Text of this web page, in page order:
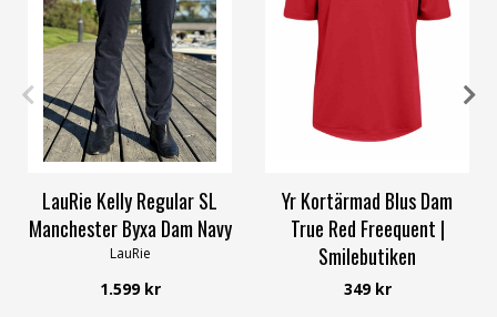
36 40 48 50
LauRie Kelly Regular SL
Manchester Byxa Dam Navy
LauRie
1.599 kr
Yr Kortärmad Blus Dam
True Red Freequent |
Smilebutiken
Freequent
349 kr